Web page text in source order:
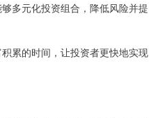
多元化投资组合，降低风险并提
累的时间，让投资者更快地实现